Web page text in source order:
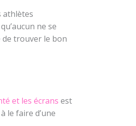
athlètes
ne se
de trouver le bon
et les écrans est
le faire d’une